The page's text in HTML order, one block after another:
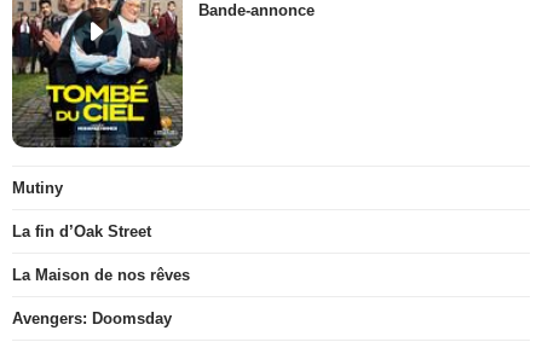
Bande-annonce
Mutiny
La fin d’Oak Street
La Maison de nos rêves
Avengers: Doomsday